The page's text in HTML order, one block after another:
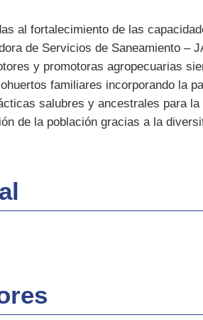
al fortalecimiento de las
de Servicios de Saneamiento –
y promotoras agropecuarias
familiares incorporando la
salubres y ancestrales para
de la población gracias a la